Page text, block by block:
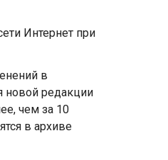
Интернет при
в
новой редакции
чем за 10
в архиве